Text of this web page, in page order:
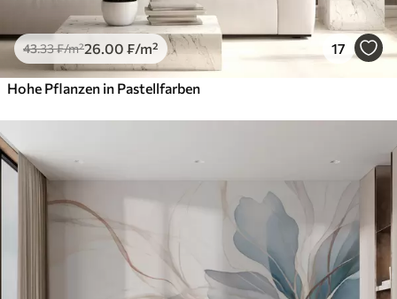
43.33₣/m²26.00 ₣/m² 17
Hohe Pflanzen in Pastellfarben